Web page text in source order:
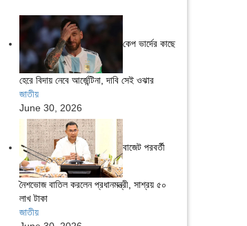
কেপ ভার্দের কাছে
হেরে বিদায় নেবে আর্জেন্টিনা, দাবি সেই ওঝার
জাতীয়
June 30, 2026
বাজেট পরবর্তী
নৈশভোজ বাতিল করলেন প্রধানমন্ত্রী, সাশ্রয় ৫০
লাখ টাকা
জাতীয়